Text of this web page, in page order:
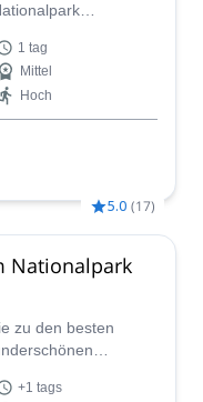
an
Blick auf das
in
Ihr Niveau.
1 tag
Mittel
Hoch
5.0 (17)
Nationalpark
zu den besten
+1 tags